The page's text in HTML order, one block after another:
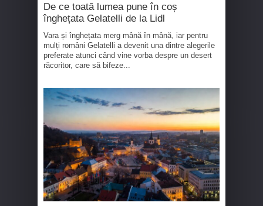
De ce toată lumea pune în coș
înghețata Gelatelli de la Lidl
Vara și înghețata merg mână în mână, iar pentru
mulți români Gelatelli a devenit una dintre alegerile
preferate atunci când vine vorba despre un desert
răcoritor, care să bifeze...